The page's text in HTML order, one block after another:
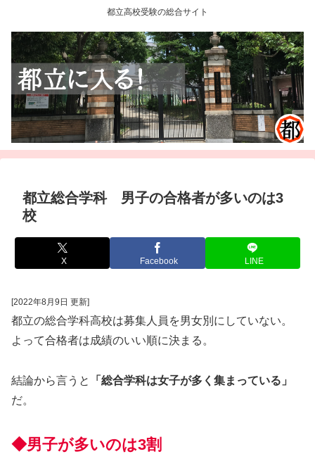
都立高校受験の総合サイト
都立総合学科 男子の合格者が多いのは3
校
X Facebook LINE
[2022年8月9日 更新]
都立の総合学科高校は募集人員を男女別にしていない。
よって合格者は成績のいい順に決まる。
結論から言うと
「総合学科は女子が多く集まっている」
だ。
◆男子が多いのは3割